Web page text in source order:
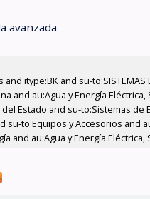
avanzada
itype:BK and su-to:SISTEMAS
au:Agua y Energía
Estado and su-to:Sistemas
to:Equipos y Accesorios and
and au:Agua y Energía